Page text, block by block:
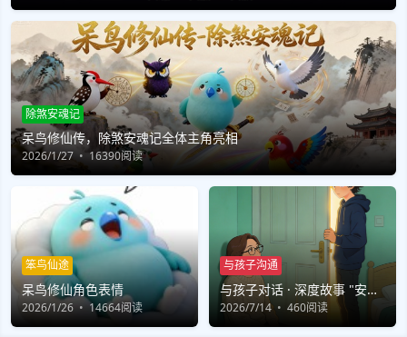
除煞安魂记
呆鸟修仙传，除煞安魂记全体主角亮相
2026/1/27 16390阅读
笨鸟仙途
呆鸟修仙角色表情
2026/1/26 14664阅读
与孩子沟通
与孩子对话 · 深度故事 "安全
感"不是不吵架 是吵完还能说
话
2026/7/14 460阅读